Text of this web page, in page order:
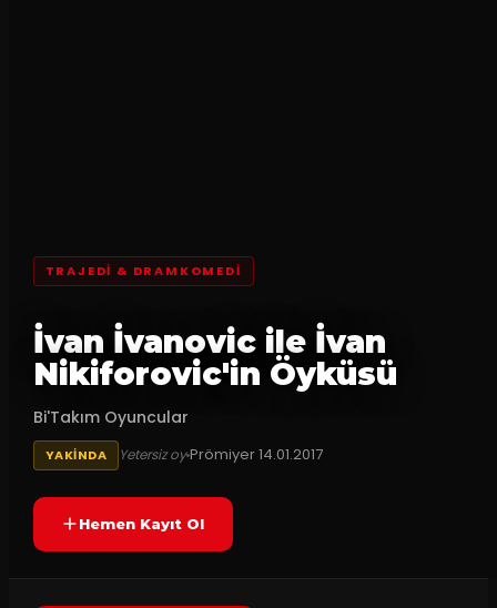
TRAJEDI & DRAMKOMEDI
İvan İvanovic ile İvan
Nikiforovic'in Öyküsü
Bi'Takım Oyuncular
YAKINDA Yetersiz oyPrömiyer14.01.2017
Hemen Kayıt Ol